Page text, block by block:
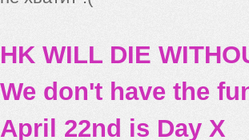
HK WILL DIE
We don't have the
April 22nd is Day X